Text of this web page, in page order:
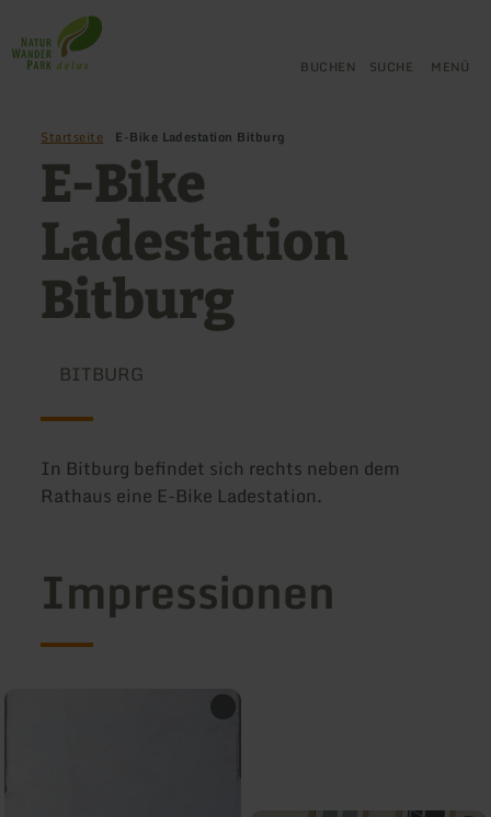
zur
Startseite
BUCHEN SUCHE MENÜ
Startseite E-Bike Ladestation Bitburg
E-Bike
Ladestation
Bitburg
BITBURG
In Bitburg befindet sich rechts neben dem
Rathaus eine E-Bike Ladestation.
Impressionen